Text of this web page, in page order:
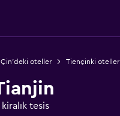
Çin'deki oteller Tiençinki oteller
tesis